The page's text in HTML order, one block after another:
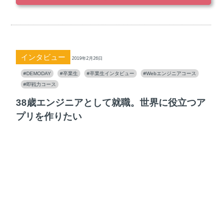
インタビュー 2019年2月26日
#DEMODAY #卒業生 #卒業生インタビュー
#Webエンジニアコース
#即戦力コース
38歳エンジニアとして就職。世界に役立つア
プリを作りたい